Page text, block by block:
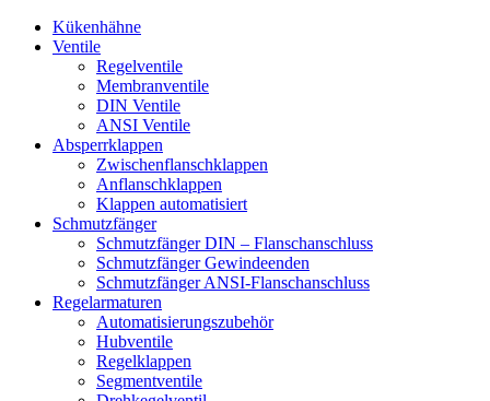
Kükenhähne
Ventile
Regelventile
Membranventile
DIN Ventile
ANSI Ventile
Absperrklappen
Zwischenflanschklappen
Anflanschklappen
Klappen automatisiert
Schmutzfänger
Schmutzfänger DIN – Flanschanschluss
Schmutzfänger Gewindeenden
Schmutzfänger ANSI-Flanschanschluss
Regelarmaturen
Automatisierungszubehör
Hubventile
Regelklappen
Segmentventile